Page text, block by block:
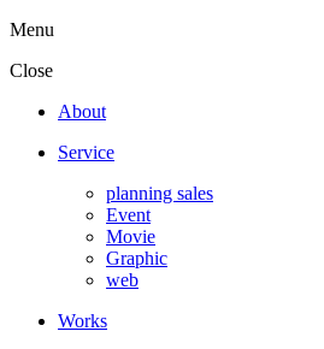
Menu
Close
About
Service
planning sales
Event
Movie
Graphic
web
Works